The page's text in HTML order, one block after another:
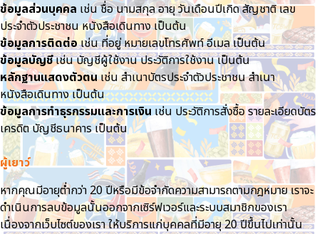
ข้อมูลส่วนบุคคล เช่น ชื่อ นามสกุล อายุ วันเดือนปีเกิด สัญชาติ เลข
ประจำตัวประชาชน หนังสือเดินทาง เป็นต้น
ข้อมูลการติดต่อเช่น ที่อยู่ หมายเลขโทรศัพท์ อีเมล เป็นต้น
ข้อมูลบัญชีเช่น บัญชีผู้ใช้งาน ประวัติการใช้งาน เป็นต้น
หลักฐานแสดงตัวตนเช่น สำเนาบัตรประจำตัวประชาชน สำเนา
หนังสือเดินทาง เป็นต้น
ข้อมูลการทำธุรกรรมและการเงินเช่น ประวัติการสั่งซื้อ รายละเอียดบัตร
เครดิต บัญชีธนาคาร เป็นต้น
ผู้เยาว์
หากคุณมีอายุต่ำกว่า 20 ปีหรือมีข้อจำกัดความสามารถตามกฎหมาย เราจะ
ดำเนินการลบข้อมูลนั้นออกจากเซิร์ฟเวอร์และระบบสมาชิกของเรา
เนื่องจากเว็บไซต์ของเรา ให้บริการแก่บุคคลที่มีอายุ 20 ปีขึ้นไปเท่านั้น